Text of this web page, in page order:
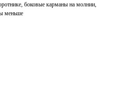
боковые карманы на молнии,
меньше